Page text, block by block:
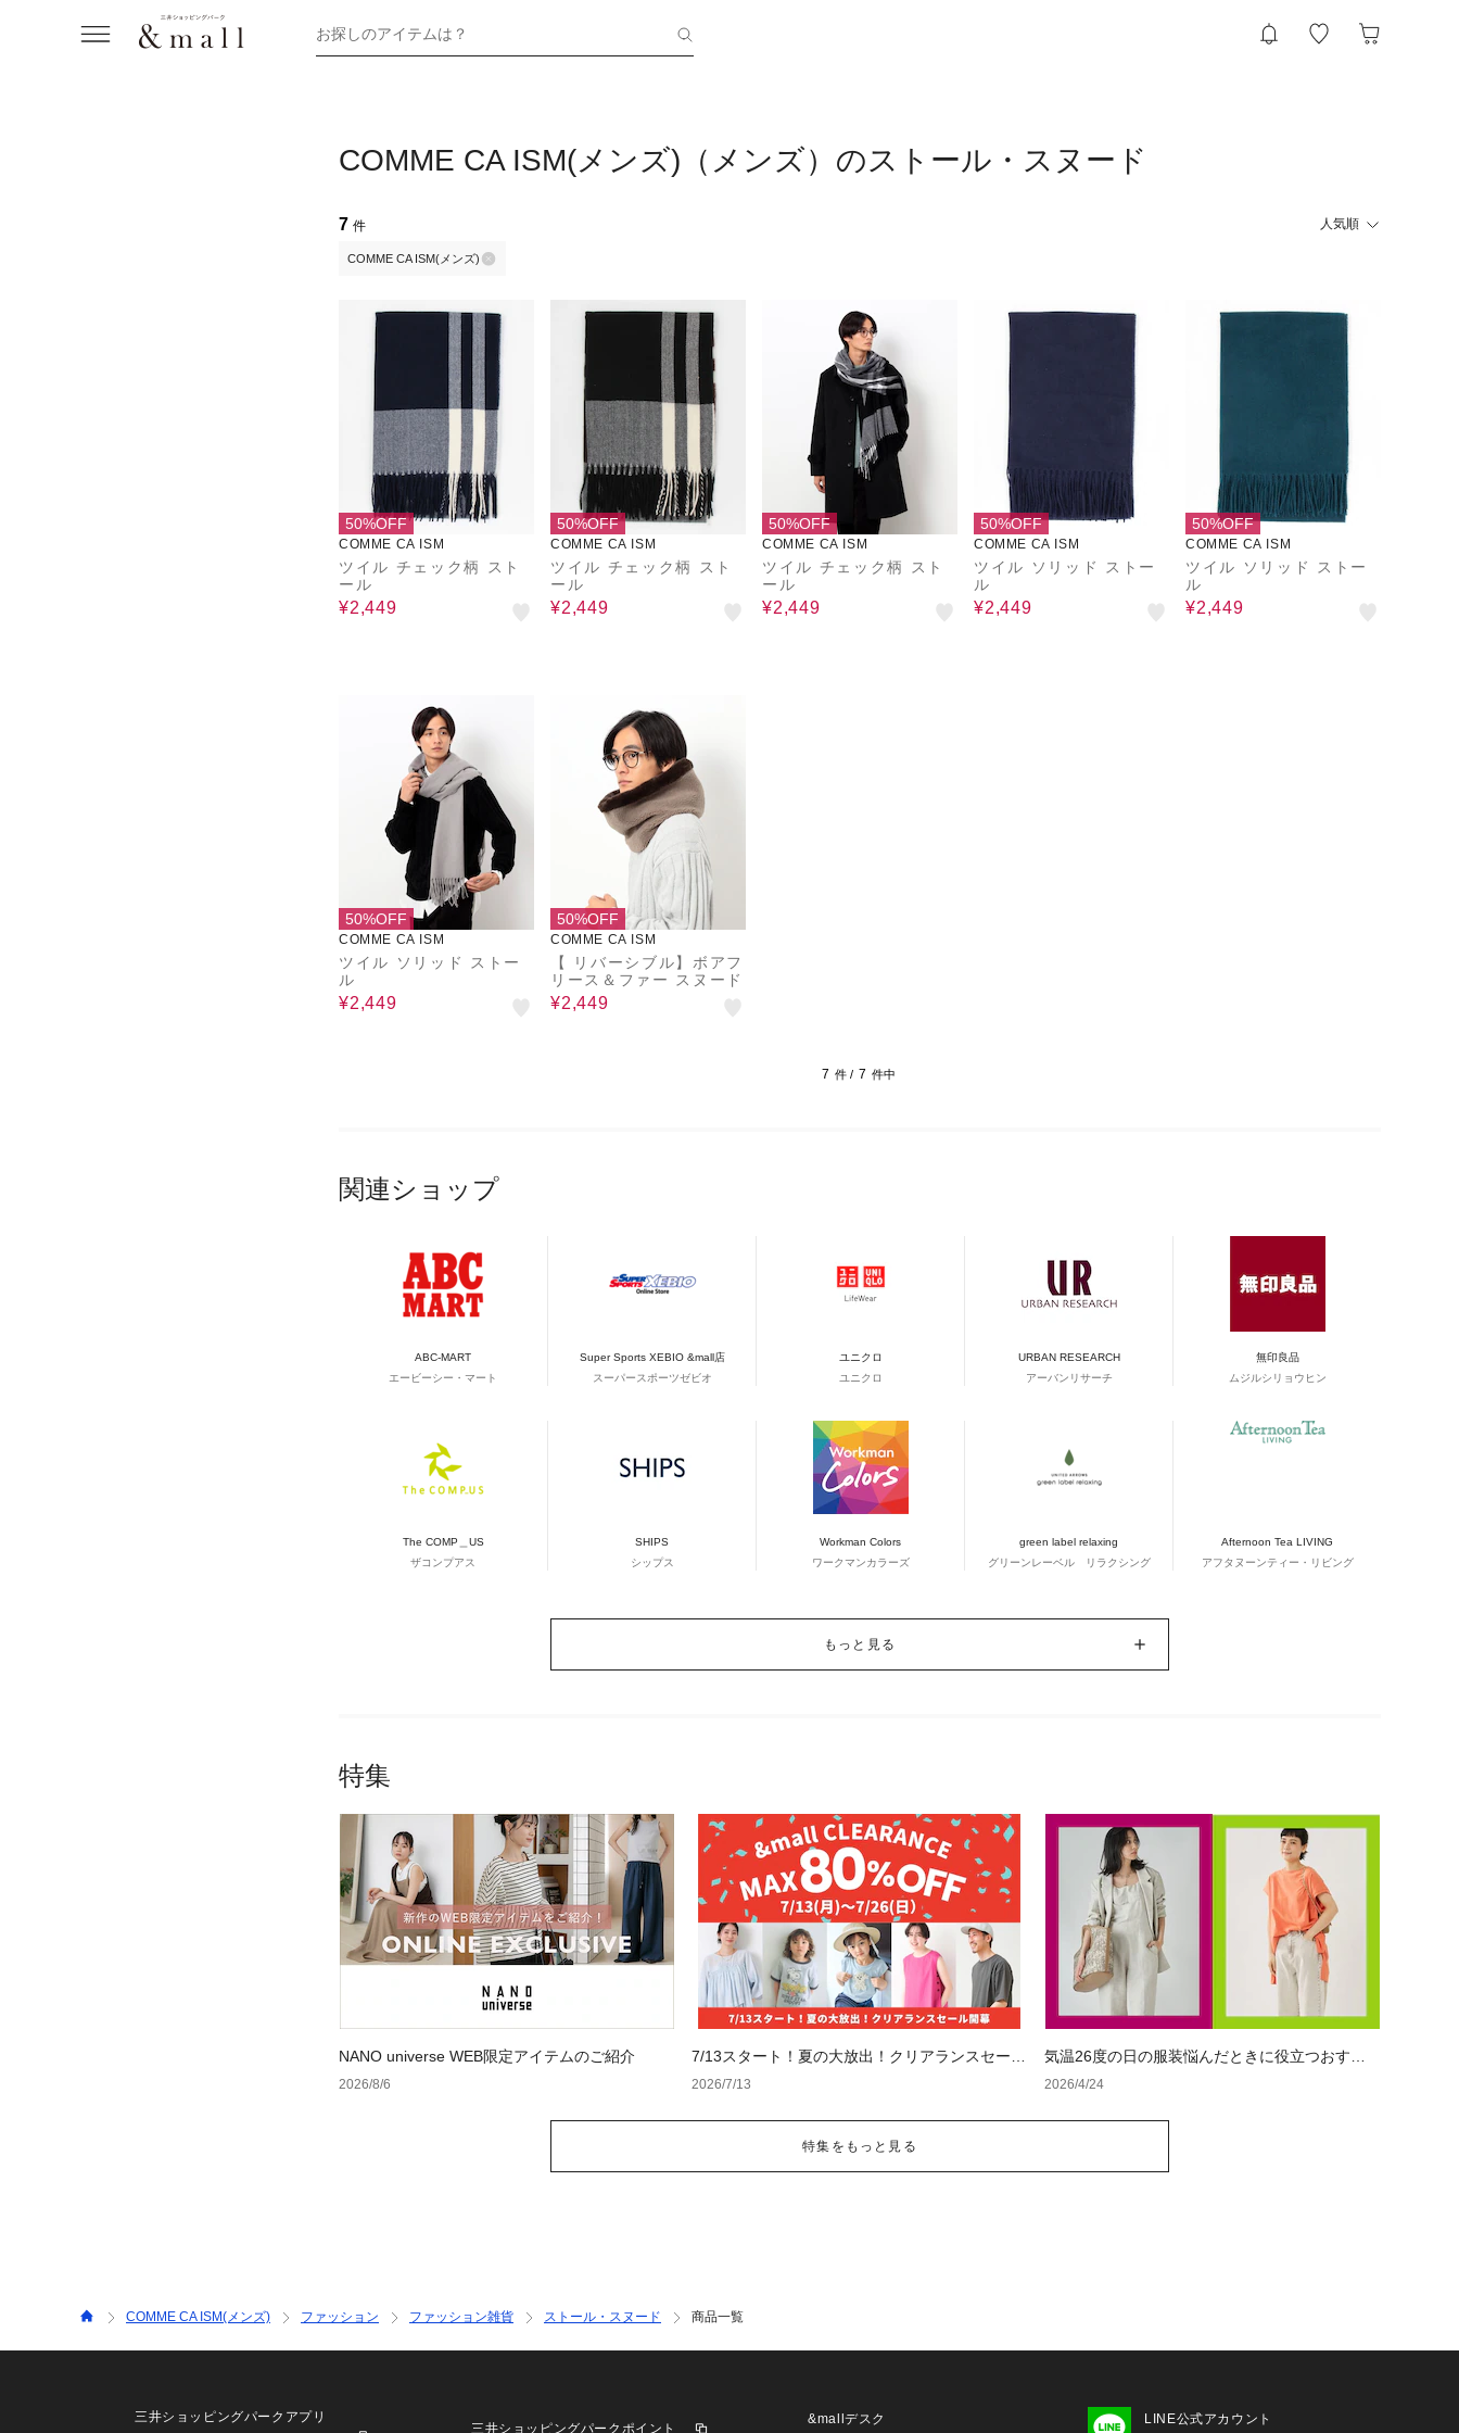
お探しのアイテムは？
COMME CA ISM(メンズ)（メンズ）のストール・スヌード
7 件 人気順
COMME CA ISM(メンズ)
50%OFF
COMME CA ISM
ツイル チェック柄 スト
ール
¥2,449
50%OFF
COMME CA ISM
ツイル チェック柄 スト
ール
¥2,449
50%OFF
COMME CA ISM
ツイル チェック柄 スト
ール
¥2,449
50%OFF
COMME CA ISM
ツイル ソリッド ストー
ル
¥2,449
50%OFF
COMME CA ISM
ツイル ソリッド ストー
ル
¥2,449
50%OFF
COMME CA ISM
ツイル ソリッド ストー
ル
¥2,449
50%OFF
COMME CA ISM
【 リバーシブル】ボアフ
リース＆ファー スヌード
¥2,449
7 件 / 7 件中
関連ショップ
ABC-MART
エービーシー・マート
Super Sports XEBIO &mall店
スーパースポーツゼビオ
ユニクロ
ユニクロ
URBAN RESEARCH
アーバンリサーチ
無印良品
ムジルシリョウヒン
The COMP＿US
ザコンプアス
SHIPS
シップス
Workman Colors
ワークマンカラーズ
green label relaxing
グリーンレーベル リラクシング
Afternoon Tea LIVING
アフタヌーンティー・リビング
もっと見る
特集
NANO universe WEB限定アイテムのご紹介
2026/8/6
7/13スタート！夏の大放出！クリアランスセール
開幕
2026/7/13
気温26度の日の服装悩んだときに役立つおすす
めコーデ例
2026/4/24
特集をもっと見る
COMME CA ISM(メンズ) ファッション ファッション雑貨 ストール・スヌード 商品一覧
三井ショッピングパークアプリ
三井ショッピングパークポイント
&mallデスク LINE公式アカウント